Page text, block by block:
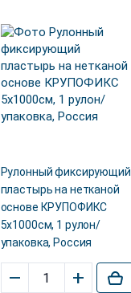
Рулонный фиксирующий
пластырь на нетканой
основе КРУПОФИКС
5x1000см, 1 рулон/
упаковка, Россия
– +